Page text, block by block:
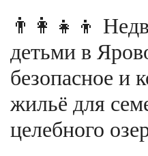
👨‍👩‍👧‍👦
детьми в
безопасное и
жильё для
целебного